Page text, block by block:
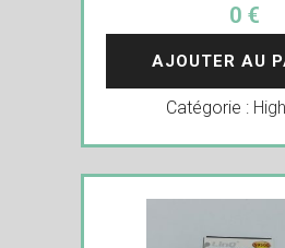
0 €
AJOUTER AU
Catégorie :